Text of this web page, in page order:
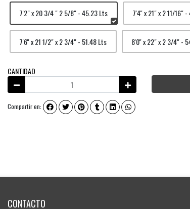
7'2" x 20 3/4 " 2 5/8" - 45.23 Lts 7'4'' x 21" x 2 11/16"
7'6'' x 21 1/2" x 2 3/4" - 51.48 Lts 8'0'' x 22" x 2 3/4" -
CANTIDAD
Compartir en:
CONTACTO